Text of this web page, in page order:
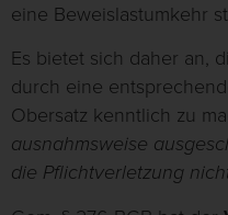
eine Beweislastumkehr
Es bietet sich daher an,
durch eine
Obersatz kenntlich zu
ausnahmsweise
die Pflichtverletzung